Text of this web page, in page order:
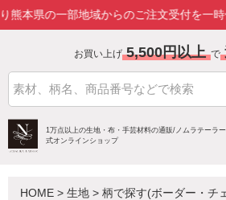
一部地域からのご注文受付を一時停止して
お買い上げ 5,500円以上 で
1万点以上の生地・布・手芸材料の通販/ ノムラテーラ
式オンラインショップ
HOME > 生地 > 柄で探す(ボーダー・チ